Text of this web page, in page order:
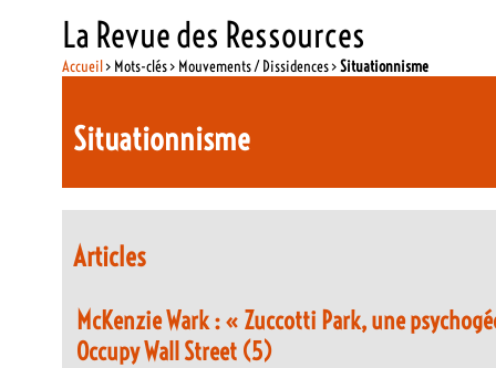
La Revue des Ressources
Accueil> Mots-clés > Mouvements / Dissidences >Situationnisme
Situationnisme
Articles
McKenzie Wark : « Zuccotti Park, une
Occupy Wall Street (5)